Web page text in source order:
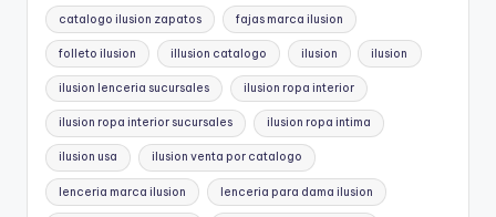
catalogo ilusion zapatos fajas marca ilusion
folleto ilusion illusion catalogo ilusion ilusion
ilusion lenceria sucursales ilusion ropa interior
ilusion ropa interior sucursales ilusion ropa intima
ilusion usa ilusion venta por catalogo
lenceria marca ilusion lenceria para dama ilusion